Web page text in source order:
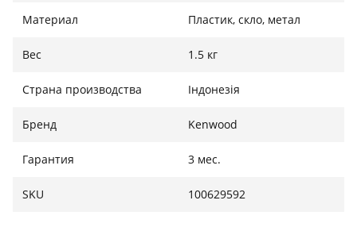
Материал Пластик, скло, метал
Вес 1.5 кг
Страна производства Індонезія
Бренд Kenwood
Гарантия 3 мес.
SKU 100629592